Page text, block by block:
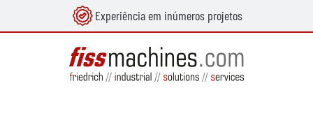
Experiência em inúmeros projetos